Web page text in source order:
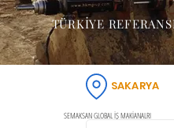
TÜRKİYE
SAKARYA
SEMAKSAN GLOBAL İŞ MAKİANALRI